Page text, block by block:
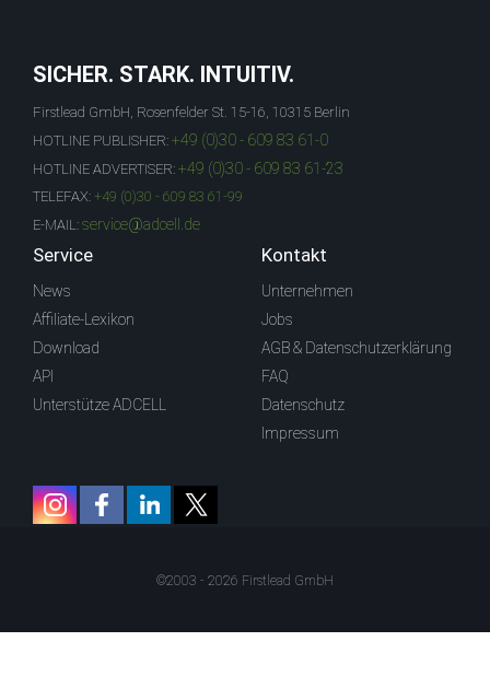
SICHER. STARK. INTUITIV.
Firstlead GmbH, Rosenfelder St. 15-16, 10315 Berlin
HOTLINE PUBLISHER: +49 (0)30 - 609 83 61-0
HOTLINE ADVERTISER: +49 (0)30 - 609 83 61-23
TELEFAX: +49 (0)30 - 609 83 61-99
E-MAIL: service@adcell.de
Service
News
Affiliate-Lexikon
Download
API
Unterstütze ADCELL
Kontakt
Unternehmen
Jobs
AGB & Datenschutzerklärung
FAQ
Datenschutz
Impressum
©2003 - 2026 Firstlead GmbH